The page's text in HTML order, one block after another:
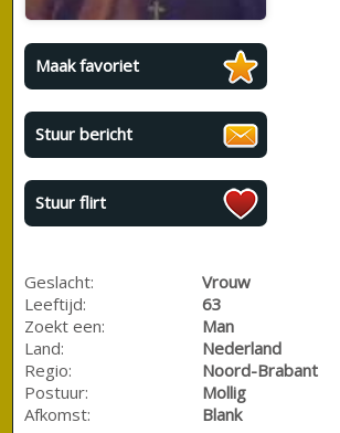
Maak favoriet
Stuur bericht
Stuur flirt
Geslacht:
Vrouw
Leeftijd:
63
Zoekt een:
Man
Land:
Nederland
Regio:
Noord-Brabant
Postuur:
Mollig
Afkomst:
Blank